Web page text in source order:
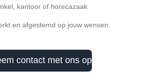
kantoor of horecazaak
en afgestemd op jouw wensen.
contact met ons op